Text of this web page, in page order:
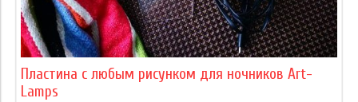
Пластина с любым рисунком для ночников Art-
Lamps